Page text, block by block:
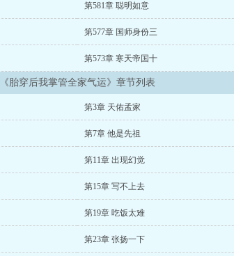
第581章 聪明如意
第577章 国师身份三
第573章 寒天帝国十
《胎穿后我掌管全家气运》章节列表
第3章 天佑孟家
第7章 他是先祖
第11章 出现幻觉
第15章 写不上去
第19章 吃饭太难
第23章 张扬一下